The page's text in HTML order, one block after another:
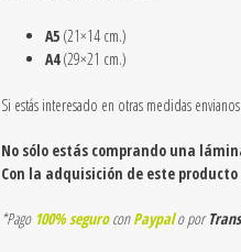
A5 (21×14 cm.)
A4(29×21 cm.)
Si estás interesado en otras medidas
No sólo estás comprando una
Con la adquisición de este
*Pago 100% seguroconPaypalo por